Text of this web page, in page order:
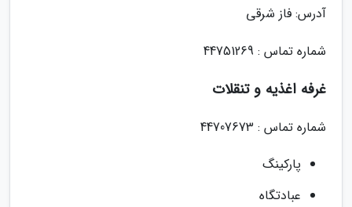
آدرس: فاز شرقی
شماره تماس : 44751269
غرفه اغذیه و تنقلات
شماره تماس : 44707673
پارکینگ
عبادتگاه